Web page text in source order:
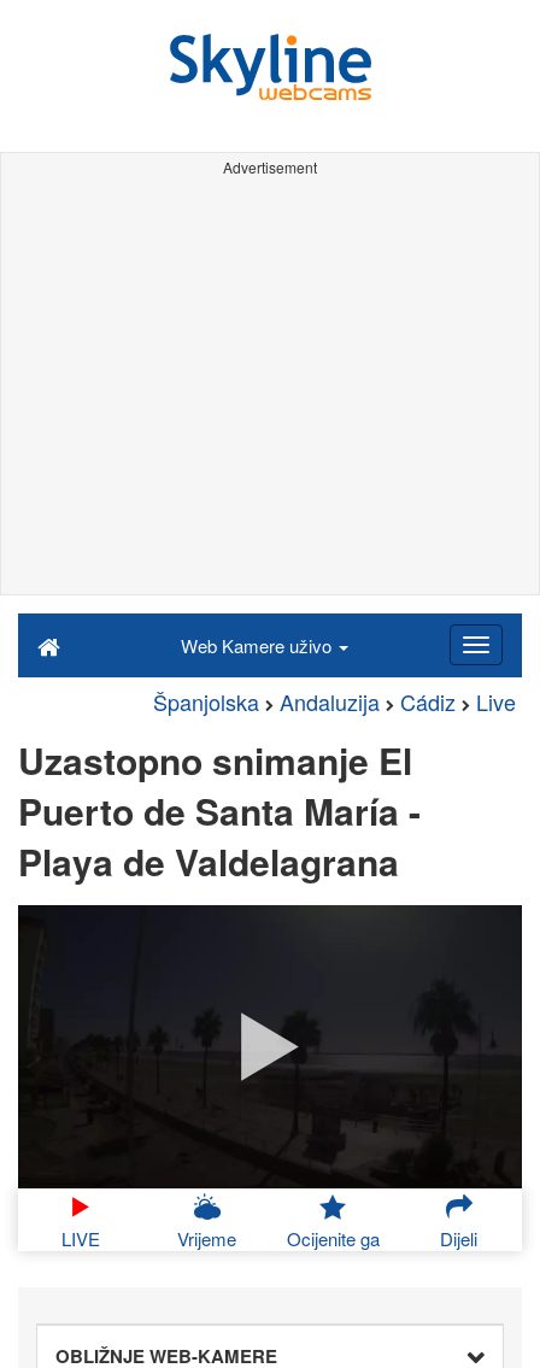
Advertisement
Web Kamere uživo
Španjolska Andaluzija Cádiz Live
Uzastopno snimanje El
Puerto de Santa María -
Playa de Valdelagrana
LIVE Vrijeme Ocijenite ga Dijeli
OBLIŽNJE WEB-KAMERE